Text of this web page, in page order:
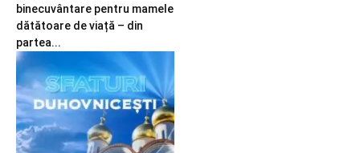
binecuvântare pentru mamele
dătătoare de viață – din
partea...